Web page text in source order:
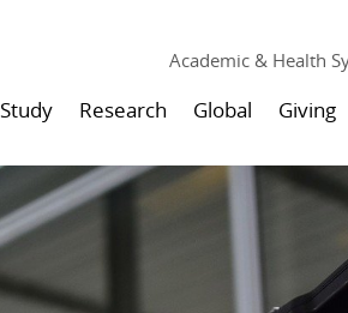
Academic & Health
Study Research Global Giving